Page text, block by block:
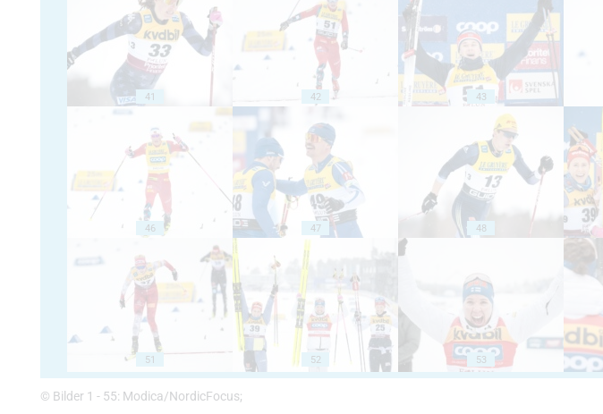
41 42 43
46 47 48
51 52 53
© Bilder 1 - 55: Modica/NordicFocus;